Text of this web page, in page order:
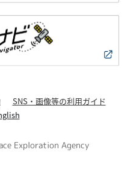
SNS・画像等の利用ガイド
Exploration Agency